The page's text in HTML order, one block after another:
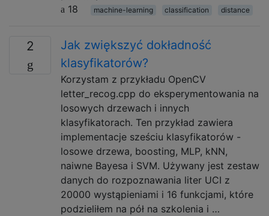
18
machine-learning classification distance
2
Jak zwiększyć dokładność
klasyfikatorów?
Korzystam z przykładu OpenCV
letter_recog.cpp do eksperymentowania na
losowych drzewach i innych
klasyfikatorach. Ten przykład zawiera
implementacje sześciu klasyfikatorów -
losowe drzewa, boosting, MLP, kNN,
naiwne Bayesa i SVM. Używany jest zestaw
danych do rozpoznawania liter UCI z
20000 wystąpieniami i 16 funkcjami, które
podzieliłem na pół na szkolenia i …